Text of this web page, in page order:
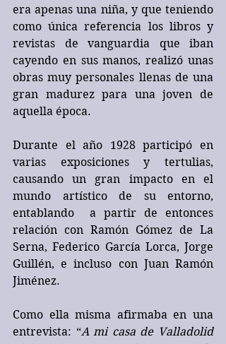
era apenas una niña, y que teniendo
como única referencia los libros y
revistas de vanguardia que iban
cayendo en sus manos, realizó unas
obras muy personales llenas de una
gran madurez para una joven de
aquella época.
Durante el año 1928 participó en
varias exposiciones y tertulias,
causando un gran impacto en el
mundo artístico de su entorno,
entablando  a partir de entonces
relación con Ramón Gómez de La
Serna, Federico García Lorca, Jorge
Guillén, e incluso con Juan Ramón
Jiménez.
Como ella misma afirmaba en una
entrevista: “A mi casa de Valladolid